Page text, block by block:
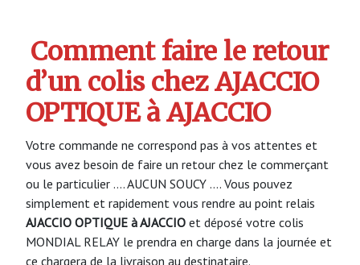
Comment faire le retour
d’un colis chez AJACCIO
OPTIQUE à AJACCIO
Votre commande ne correspond pas à vos attentes et
vous avez besoin de faire un retour chez le commerçant
ou le particulier …. AUCUN SOUCY …. Vous pouvez
simplement et rapidement vous rendre au point relais
AJACCIO OPTIQUE à AJACCIO et déposé votre colis
MONDIAL RELAY le prendra en charge dans la journée et
ce chargera de la livraison au destinataire.